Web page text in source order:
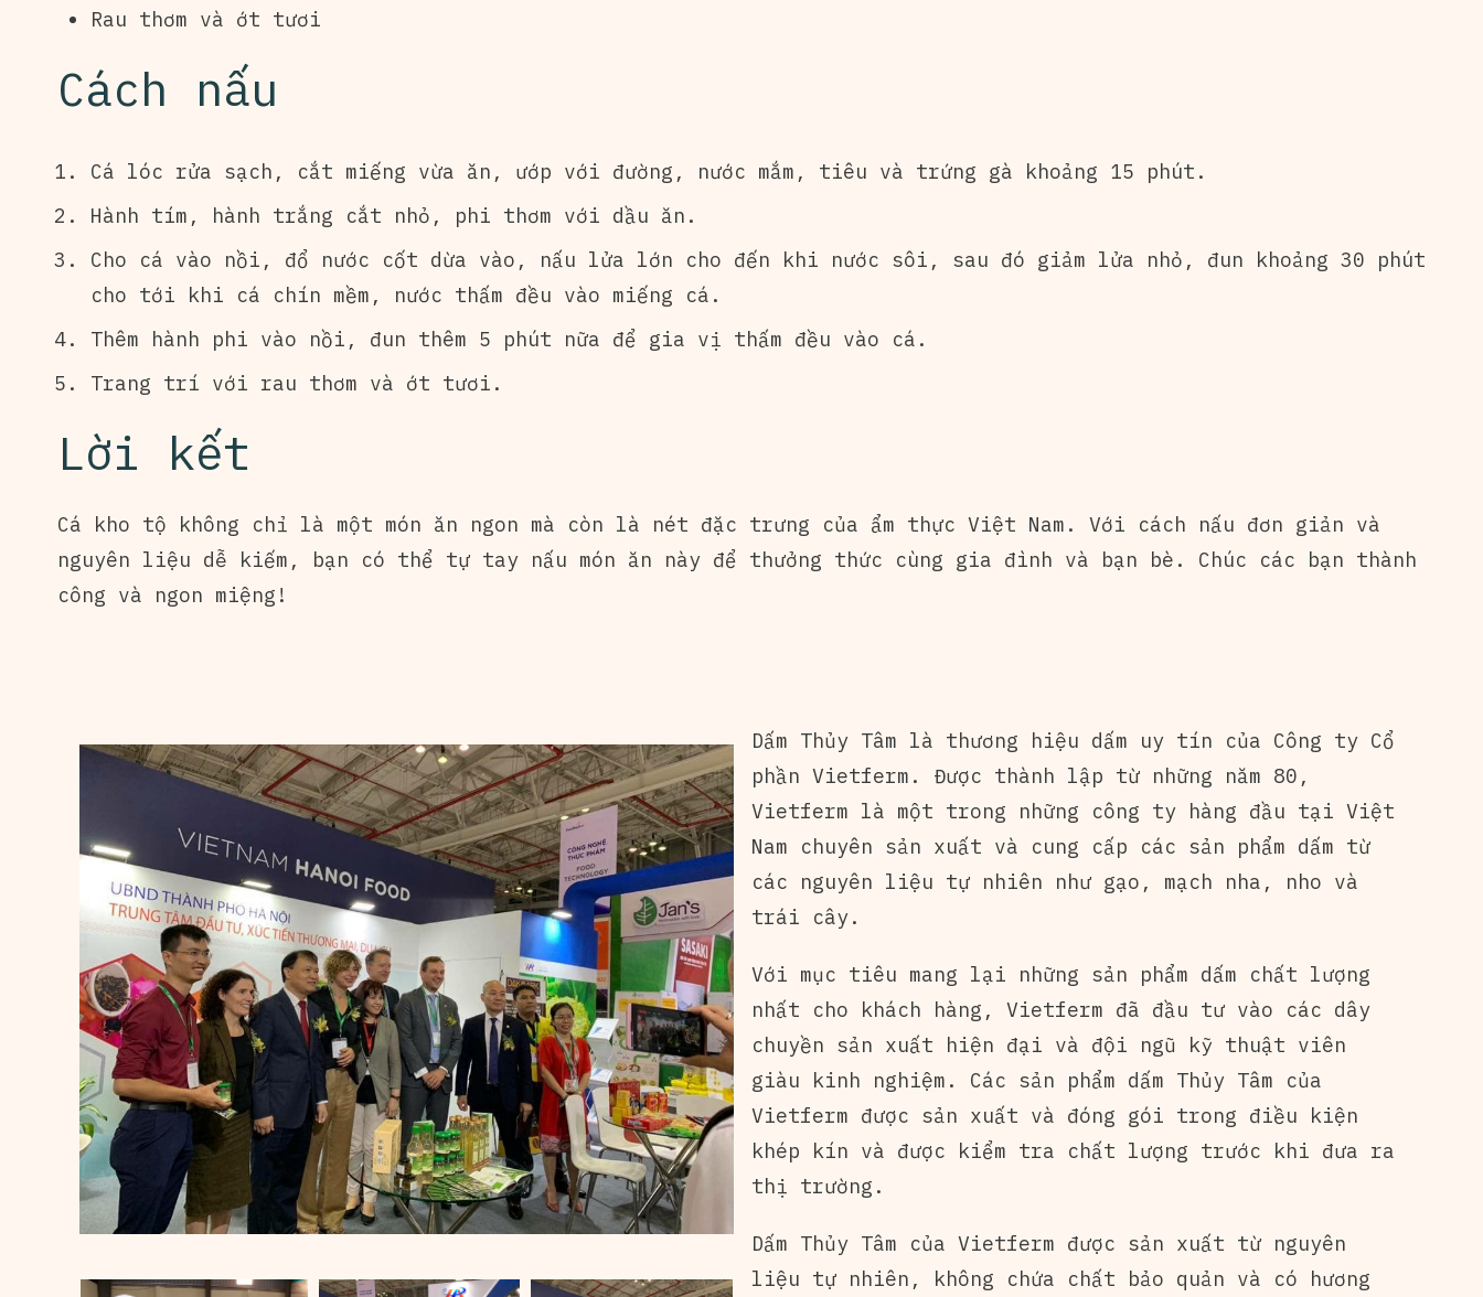
Rau thơm và ớt tươi
Cách nấu
Cá lóc rửa sạch, cắt miếng vừa ăn, ướp với đường, nước mắm, tiêu và trứng gà khoảng 15 phút.
Hành tím, hành trắng cắt nhỏ, phi thơm với dầu ăn.
Cho cá vào nồi, đổ nước cốt dừa vào, nấu lửa lớn cho đến khi nước sôi, sau đó giảm lửa nhỏ, đun khoảng 30 phút
cho tới khi cá chín mềm, nước thấm đều vào miếng cá.
Thêm hành phi vào nồi, đun thêm 5 phút nữa để gia vị thấm đều vào cá.
Trang trí với rau thơm và ớt tươi.
Lời kết
Cá kho tộ không chỉ là một món ăn ngon mà còn là nét đặc trưng của ẩm thực Việt Nam. Với cách nấu đơn giản và
nguyên liệu dễ kiếm, bạn có thể tự tay nấu món ăn này để thưởng thức cùng gia đình và bạn bè. Chúc các bạn thành
công và ngon miệng!
Dấm Thủy Tâm là thương hiệu dấm uy tín của Công ty Cổ
phần Vietferm. Được thành lập từ những năm 80,
Vietferm là một trong những công ty hàng đầu tại Việt
Nam chuyên sản xuất và cung cấp các sản phẩm dấm từ
các nguyên liệu tự nhiên như gạo, mạch nha, nho và
trái cây.
Với mục tiêu mang lại những sản phẩm dấm chất lượng
nhất cho khách hàng, Vietferm đã đầu tư vào các dây
chuyền sản xuất hiện đại và đội ngũ kỹ thuật viên
giàu kinh nghiệm. Các sản phẩm dấm Thủy Tâm của
Vietferm được sản xuất và đóng gói trong điều kiện
khép kín và được kiểm tra chất lượng trước khi đưa ra
thị trường.
Dấm Thủy Tâm của Vietferm được sản xuất từ nguyên
liệu tự nhiên, không chứa chất bảo quản và có hương